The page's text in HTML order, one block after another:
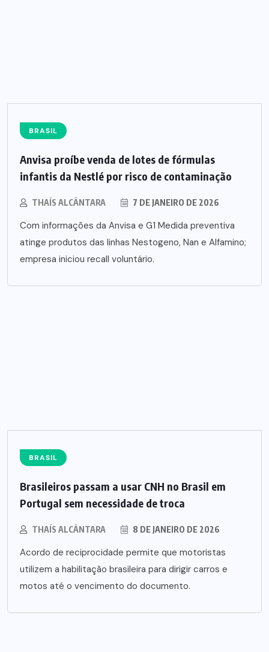
BRASIL
Anvisa proíbe venda de lotes de fórmulas
infantis da Nestlé por risco de contaminação
THAÍS ALCÂNTARA 7 DE JANEIRO DE 2026
Com informações da Anvisa e G1 Medida preventiva
atinge produtos das linhas Nestogeno, Nan e Alfamino;
empresa iniciou recall voluntário.
BRASIL
Brasileiros passam a usar CNH no Brasil em
Portugal sem necessidade de troca
THAÍS ALCÂNTARA 8 DE JANEIRO DE 2026
Acordo de reciprocidade permite que motoristas
utilizem a habilitação brasileira para dirigir carros e
motos até o vencimento do documento.